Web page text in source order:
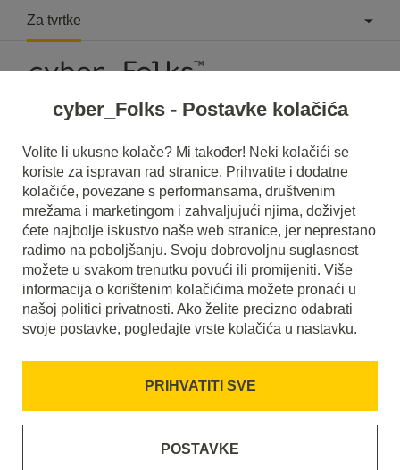
Za tvrtke
Pročitajte što je toDarknetu našem rječniku.
Pomoći će vam da bolje razumijete o čemu se točno radi
Darkneti koje je značenje u svakodnevnoj upotrebi.
cyber_Folks - Postavke kolačića
Volite li ukusne kolače? Mi također! Neki kolačići se
koriste za ispravan rad stranice. Prihvatite i dodatne
kolačiće, povezane s performansama, društvenim
mrežama i marketingom i zahvaljujući njima, doživjet
ćete najbolje iskustvo naše web stranice, jer neprestano
radimo na poboljšanju. Svoju dobrovoljnu suglasnost
možete u svakom trenutku povući ili promijeniti. Više
informacija o korištenim kolačićima možete pronaći u
našoj politici privatnosti. Ako želite precizno odabrati
svoje postavke, pogledajte vrste kolačića u nastavku.
PRIHVATITI SVE
POSTAVKE